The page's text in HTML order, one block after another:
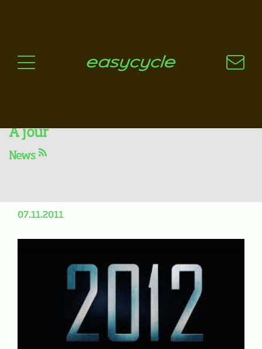
Les choix technologiques
A jour
News
07.11.2011